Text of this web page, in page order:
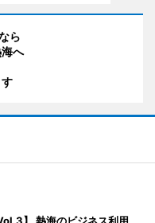
ら
へ